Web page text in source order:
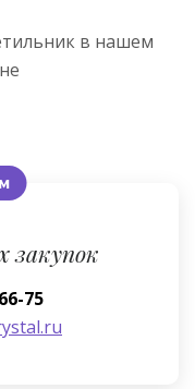
в нашем
закупок
75